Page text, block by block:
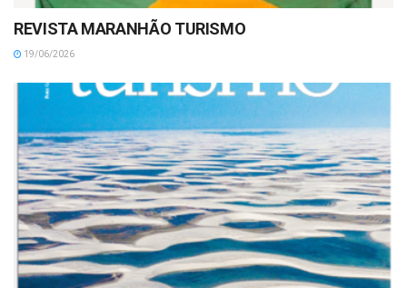
REVISTA MARANHÃO TURISMO
19/06/2026